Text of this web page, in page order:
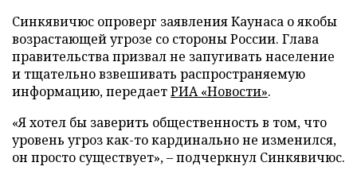
Синкявичюс опроверг заявления Каунаса о якобы
возрастающей угрозе со стороны России. Глава
правительства призвал не запугивать население
и тщательно взвешивать распространяемую
информацию, передаетРИА «Новости».
«Я хотел бы заверить общественность в том, что
уровень угроз как-то кардинально не изменился,
он просто существует», – подчеркнул Синкявичюс.